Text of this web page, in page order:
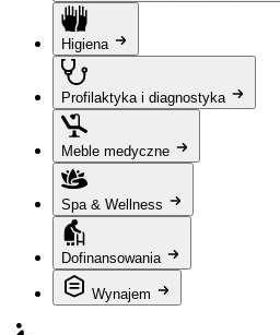
Higiena
Profilaktyka i diagnostyka
Meble medyczne
Spa & Wellness
Dofinansowania
Wynajem